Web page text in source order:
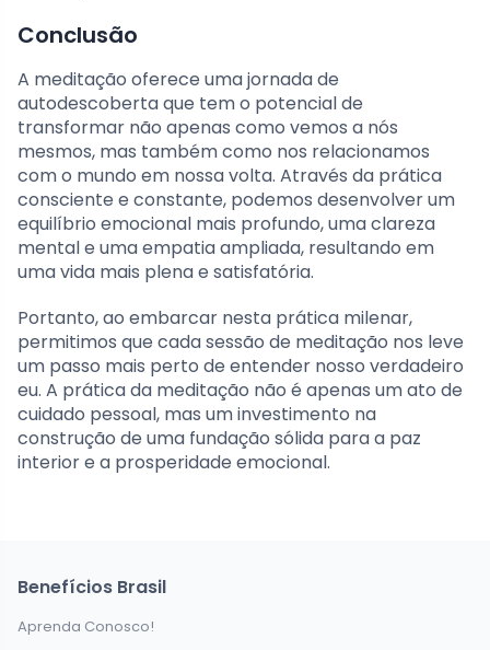
Conclusão
A meditação oferece uma jornada de
autodescoberta que tem o potencial de
transformar não apenas como vemos a nós
mesmos, mas também como nos relacionamos
com o mundo em nossa volta. Através da prática
consciente e constante, podemos desenvolver um
equilíbrio emocional mais profundo, uma clareza
mental e uma empatia ampliada, resultando em
uma vida mais plena e satisfatória.
Portanto, ao embarcar nesta prática milenar,
permitimos que cada sessão de meditação nos leve
um passo mais perto de entender nosso verdadeiro
eu. A prática da meditação não é apenas um ato de
cuidado pessoal, mas um investimento na
construção de uma fundação sólida para a paz
interior e a prosperidade emocional.
Benefícios Brasil
Aprenda Conosco!